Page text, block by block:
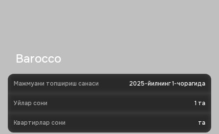
Barocco
Мажмуани топшириш санаси 2025-йилнинг 1-чорагида
Уйлар сони 1 та
Квартирлар сони та